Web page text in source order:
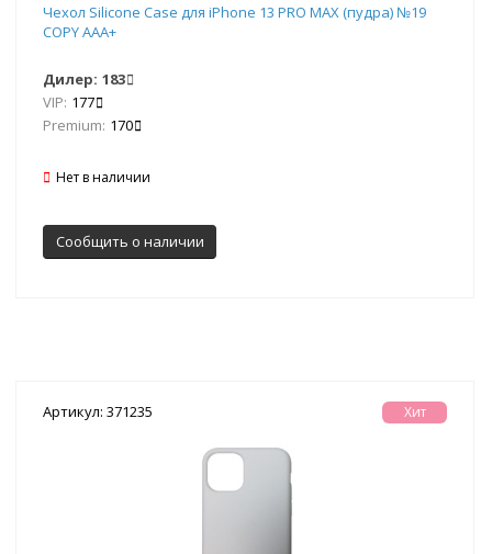
Чехол Silicone Case для iPhone 13 PRO MAX (пудра) №19
COPY AAA+
Дилер: 183
VIP: 177
Premium: 170
Нет в наличии
Сообщить о наличии
Артикул: 371235 Хит